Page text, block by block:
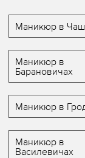
Маникюр в
Маникюр в
Барановичах
Маникюр в
Маникюр в
Василевичах